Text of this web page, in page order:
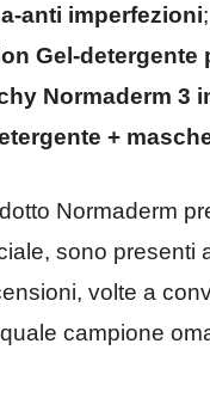
anti imperfezioni;
Gel-detergente
Normaderm 3
+
Normaderm
sono presenti
volte a
campione